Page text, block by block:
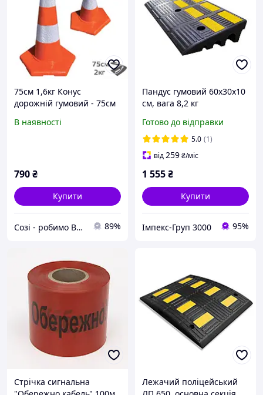
75см 1,6кг Конус
дорожній гумовий - 75см
В наявності
790₴
Купити
Созі - робимо Велике Будівництво доступним! Низькі ціни, наявність. Ще доступніше на www.sozi.com.ua 89%
Пандус гумовий 60х30х10
см, вага 8,2 кг
Готово до відправки
5.0 (1)
від259₴/міс
1 555₴
Купити
Імпекс-Груп 3000 95%
Стрічка сигнальна
Лежачий поліцейський